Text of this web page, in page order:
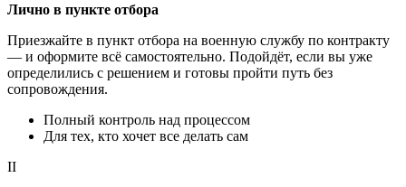
Лично в пункте отбора
Приезжайте в пункт отбора на военную службу по контракту
— и оформите всё самостоятельно. Подойдёт, если вы уже
определились с решением и готовы пройти путь без
сопровождения.
Полный контроль над процессом
Для тех, кто хочет все делать сам
II